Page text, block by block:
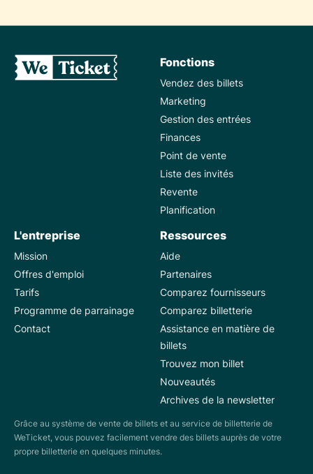
Fonctions
Vendez des billets
Marketing
Gestion des entrées
Finances
Point de vente
Liste des invités
Revente
Planification
L'entreprise
Mission
Offres d'emploi
Tarifs
Programme de parrainage
Contact
Ressources
Aide
Partenaires
Comparez fournisseurs
Comparez billetterie
Assistance en matière de
billets
Trouvez mon billet
Nouveautés
Archives de la newsletter
Grâce au système de vente de billets et au service de billetterie de
WeTicket, vous pouvez facilement vendre des billets auprès de votre
propre billetterie en quelques minutes.